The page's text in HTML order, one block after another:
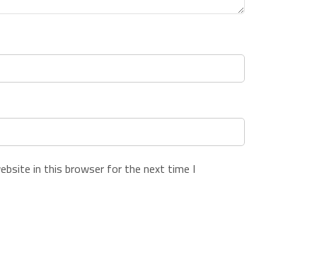
in this browser for the next time I